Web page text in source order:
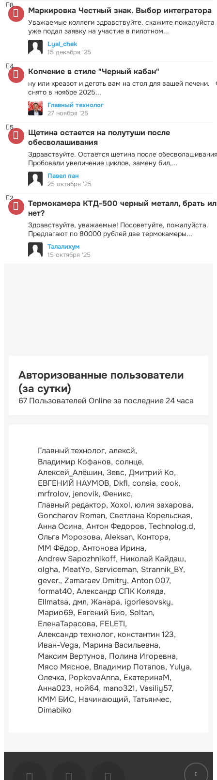
Маркировка Честный знак. Выбор интегратора
Уважаемые коллеги здравствуйте. скажите пожалуйста
уже подал заявку на участие в пилотном...
8
Lyal_chek
15 декабря '25
Копчение в стиле "Черный кабан"
ну или креазот и деготь вам на стол для вашей печени.
снято в ноябре 2025...
4
Главный технолог
27 ноября '25
Щетина остается на полутуши после
обесволашивания
Здравствуйте. Остаётся щетина после
Пробовали увеличение циклов, замену бил,...
5
Павел пан
25 октября '25
Термокамера КТД-500 черный металл, брать
нет?
Здравствуйте, уважаемые! Посоветуйте, пожалуйста.
Предлагают по 80000 рублей две термокамеры...
2
Талалихум
15 октября '25
Авторизованные пользователи
(за сутки)
67 Пользователей Online за последние 24 часа
Главный технолог алексй
Владимир Кофанов солнце
Алексей_Алёшин Зевс Дмитрий Ко
ЕВГЕНИЙ НАУМОВ Dkfl consia cook
mrfrolov jenovik Феникс
Главный редактор Xoxol юлия захарова
Goncharov Roman Светлана Корельская
Анна Осина Антон Федоров Technolog.d
Ольга Морозова Aleksan Контора
ММ Фёдор Антонова Ирина
Andrew Sapozhnikoff Николай Кайдаш
olgha MeatYo Serviceman Strannik_BY
gever. Zamaraev Dmitry Anton 007
format40 Александр СПК Коляда
Ellmatsa дмл Жанара igorlesovsky
Марио69 Евгений Био Soltan
ЕленаТарасова FELETI
Александр технолог константин 123
Иван-Vega Марина Васильевна
Максим Вертунов Полина Игоревна
Мясо Мясное Владимир Потапов Yulya
Олечка PopkovaAnna ЕкатеринаМ
Анна023 ной64 mano321 Vasiliy57
КММ БИС Начинающий Татьянчес
Dimabiko